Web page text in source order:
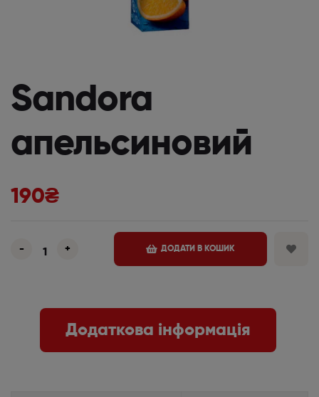
Sandora
апельсиновий
190₴
- + ДОДАТИ В КОШИК
Додаткова інформація